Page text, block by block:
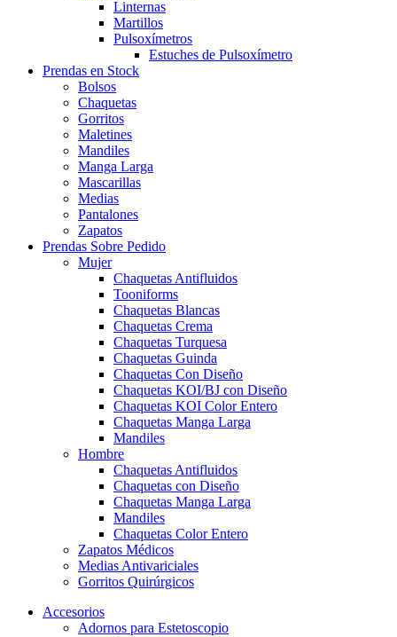
Linternas
Martillos
Pulsoxímetros
Estuches de Pulsoxímetro
Prendas en Stock
Bolsos
Chaquetas
Gorritos
Maletines
Mandiles
Manga Larga
Mascarillas
Medias
Pantalones
Zapatos
Prendas Sobre Pedido
Mujer
Chaquetas Antifluidos
Tooniforms
Chaquetas Blancas
Chaquetas Crema
Chaquetas Turquesa
Chaquetas Guinda
Chaquetas Con Diseño
Chaquetas KOI/BJ con Diseño
Chaquetas KOI Color Entero
Chaquetas Manga Larga
Mandiles
Hombre
Chaquetas Antifluidos
Chaquetas con Diseño
Chaquetas Manga Larga
Mandiles
Chaquetas Color Entero
Zapatos Médicos
Medias Antivariciales
Gorritos Quirúrgicos
Accesorios
Adornos para Estetoscopio